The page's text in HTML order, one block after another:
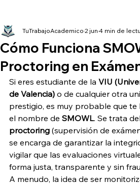
Cómo Funciona
Proctoring en
TuTrabajoAcademico 2 jun 4 min de
Si eres estudiante de la VIU
de Valencia) o de cualquier otra
prestigio, es muy probable que
el nombre de SMOWL. Se trata
proctoring (supervisión de
se encarga de garantizar la
vigilar que las evaluaciones
forma justa, transparente y sin
A menudo, la idea de ser